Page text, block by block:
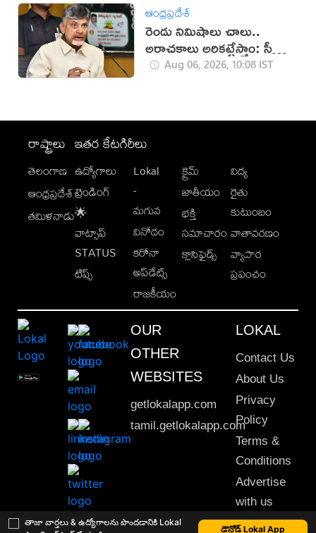
తాజా వార్తలు & ఉద్యోగాలను పొందడానికి Lokal
డౌన్లోడ్ Lokal App
ఆంధ్రప్రదేశ్
రెండు నిమిషాలు చాలు..
అరాచకాలు అరికట్టేస్తాం: సీఎం
చంద్రబాబు
Aug 06, 2026, 10:08 IST
రాష్ట్రాలు
తెలంగాణ
ఆంధ్రప్రదేశ్
తమిళనాడు
ఇతర కేటగిరీలు
ఉద్యోగాలు
ట్రెండింగ్
🌟
వాట్సాప్
STATUS
టిప్స్
Lokal
-
మగువ
వినోదం
కరోనా
అప్‌డేట్స్
రాజకీయం
క్రైమ్
జాతీయం
భక్తి
సమాచారం
క్లాసిఫైడ్స్
విద్య
రైతు
కుటుంబం
వాతావరణం
వ్యాపార
ప్రపంచం
OUR
OTHER
WEBSITES
getlokalapp.com
tamil.getlokalapp.com
LOKAL
Contact Us
About Us
Privacy
Policy
Terms &
Conditions
Advertise
with us
Sitemap